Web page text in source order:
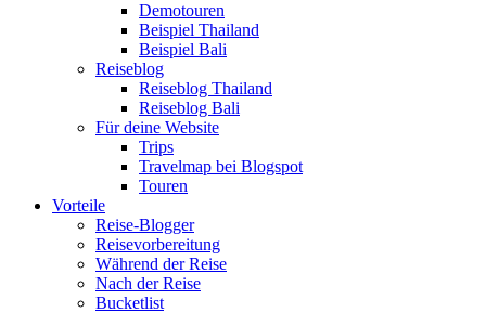
Demotouren
Beispiel Thailand
Beispiel Bali
Reiseblog
Reiseblog Thailand
Reiseblog Bali
Für deine Website
Trips
Travelmap bei Blogspot
Touren
Vorteile
Reise-Blogger
Reisevorbereitung
Während der Reise
Nach der Reise
Bucketlist